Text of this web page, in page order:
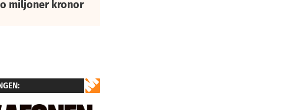
miljoner kronor